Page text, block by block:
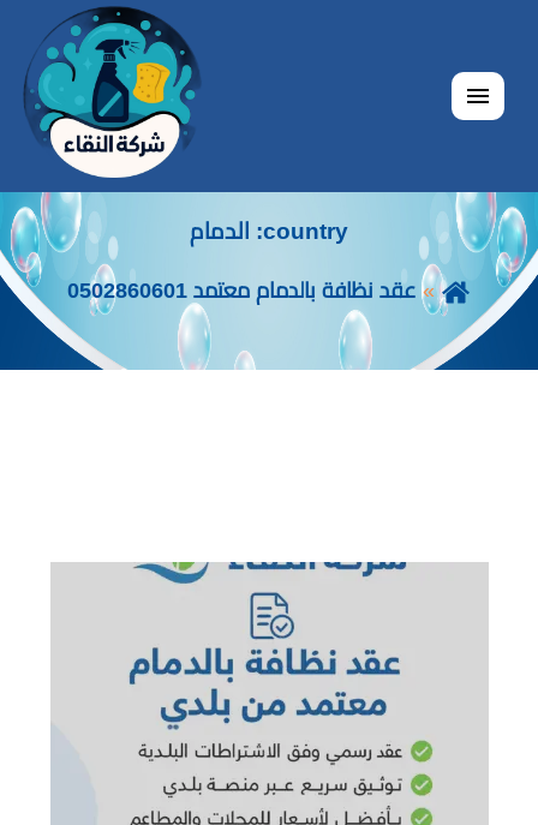
القائمة
country: الدمام
عقد نظافة بالدمام معتمد 0502860601